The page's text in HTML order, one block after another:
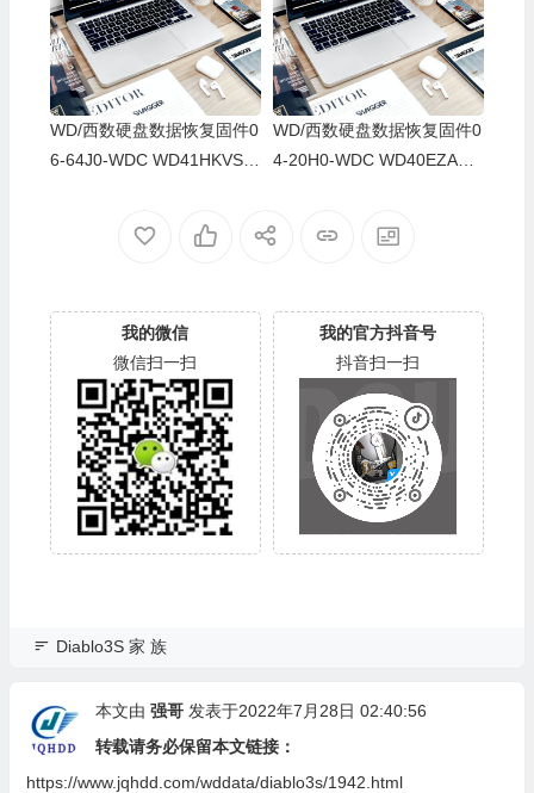
00
00
WD/西数硬盘数据恢复固件0
6-64J0-WDC WD41HKVS-7
WD/西数硬盘数据恢复固件0
4-20H0-WDC WD40EZAZ-0
700
我的微信
微信扫一扫
我的官方抖音号
抖音扫一扫
Diablo3S 家 族
本文由 强哥 发表于2022年7月28日 02:40:56
转载请务必保留本文链接：
https://www.jqhdd.com/wddata/diablo3s/1942.html